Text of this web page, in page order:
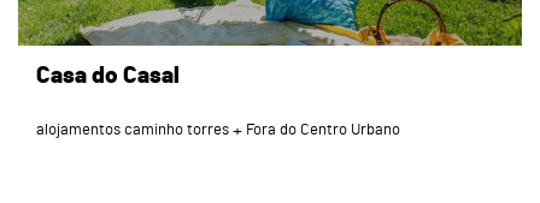
Casa do Casal
alojamentos caminho torres Fora do Centro Urbano